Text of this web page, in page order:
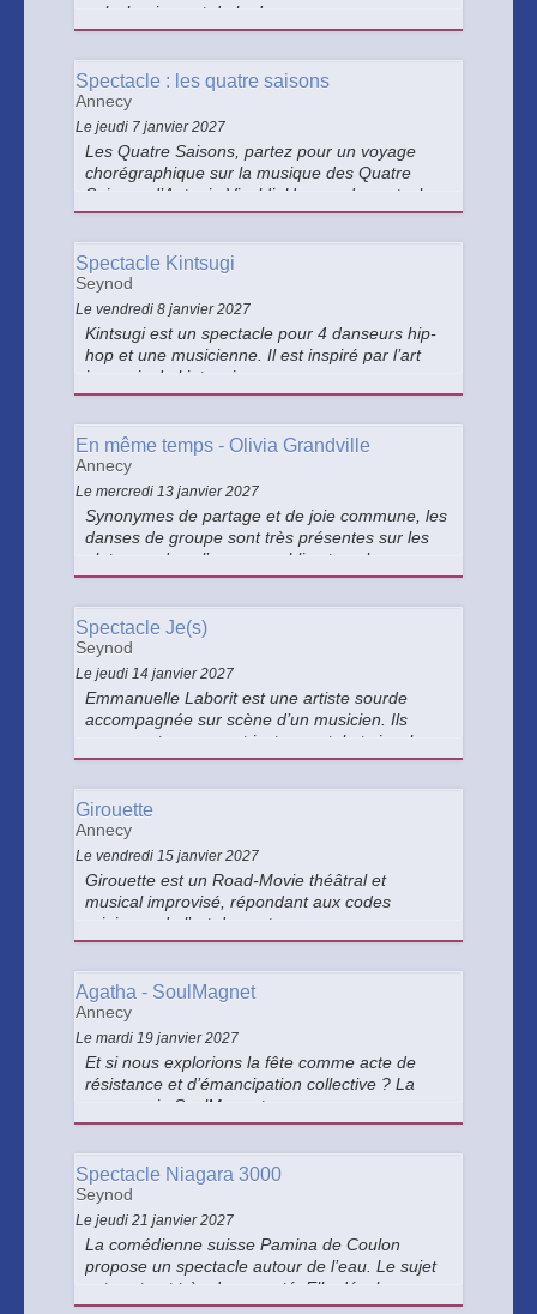
polyphonique et de la danse.
Spectacle : les quatre saisons
Annecy
Le jeudi 7 janvier 2027
Les Quatre Saisons, partez pour un voyage
chorégraphique sur la musique des Quatre
Saisons d’Antonio Vivaldi. Un grand spectacle
pour toute la famille, à ne pas manquer !
Spectacle Kintsugi
Seynod
Le vendredi 8 janvier 2027
Kintsugi est un spectacle pour 4 danseurs hip-
hop et une musicienne. Il est inspiré par l’art
japonais du kintsugi.
En même temps - Olivia Grandville
Annecy
Le mercredi 13 janvier 2027
Synonymes de partage et de joie commune, les
danses de groupe sont très présentes sur les
plateaux, dans l’espace public et sur les
réseaux sociaux. L’unisson est désormais entré
Spectacle Je(s)
Seynod
Le jeudi 14 janvier 2027
Emmanuelle Laborit est une artiste sourde
accompagnée sur scène d’un musicien. Ils
proposent un concert instrumental et visuel.
Elle s’exprime par le chansigne.
Girouette
Annecy
Le vendredi 15 janvier 2027
Girouette est un Road-Movie théâtral et
musical improvisé, répondant aux codes
originaux de l’art du conte.
Agatha - SoulMagnet
Annecy
Le mardi 19 janvier 2027
Et si nous explorions la fête comme acte de
résistance et d’émancipation collective ? La
compagnie SoulMagnet propose une
expérience sensible d’écologie du lien : renouer
célébrer, en conscience, le vivant.
Spectacle Niagara 3000
Seynod
Le jeudi 21 janvier 2027
La comédienne suisse Pamina de Coulon
propose un spectacle autour de l’eau. Le sujet
est vaste et très documenté. Elle développe
des questionnements politiques, écologiques,